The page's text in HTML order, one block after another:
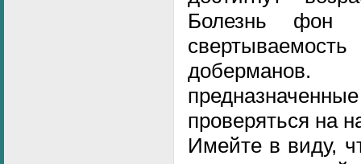
Болезнь фон
проверяться на
Имейте в виду,